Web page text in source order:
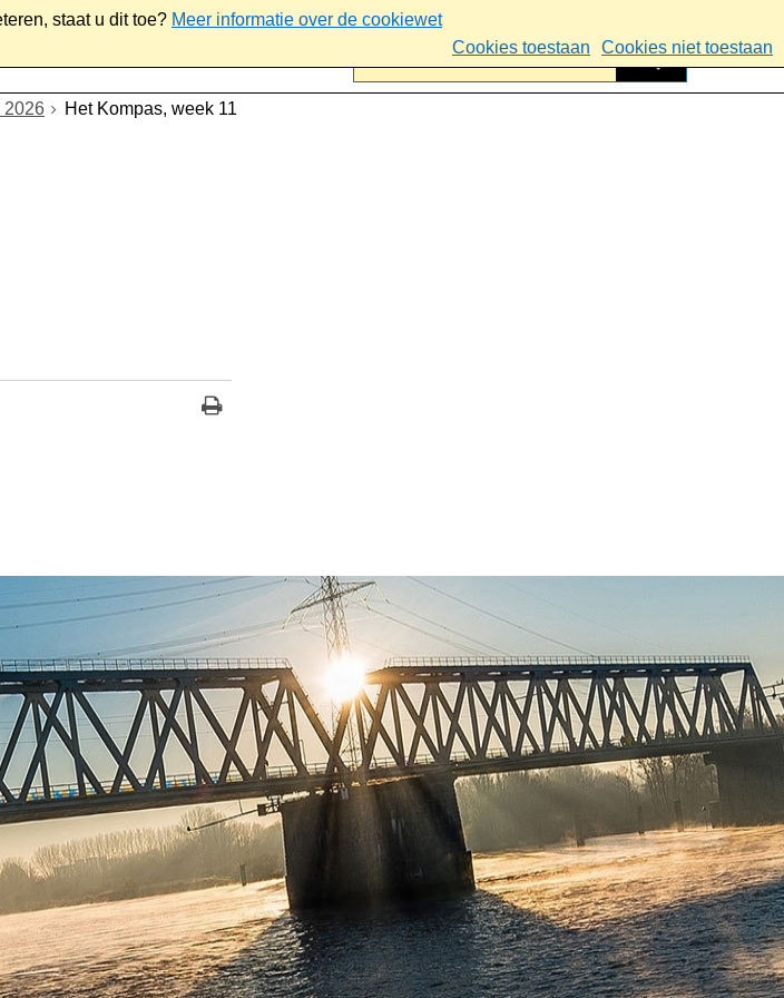
staat u dit toe? Meer informatie over de cookiewet
Cookies toestaan
Cookies niet toestaan
2026 Het Kompas, week 11